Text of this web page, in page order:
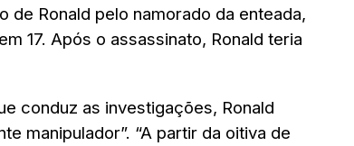
Ronald pelo namorado da enteada,
17. Após o assassinato, Ronald teria
conduz as investigações, Ronald
manipulador”. “A partir da oitiva de